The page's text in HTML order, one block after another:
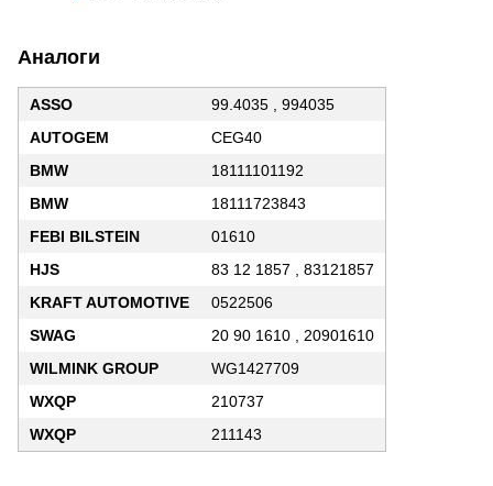
Аналоги
ASSO
99.4035 , 994035
AUTOGEM
CEG40
BMW
18111101192
BMW
18111723843
FEBI BILSTEIN
01610
HJS
83 12 1857 , 83121857
KRAFT AUTOMOTIVE
0522506
SWAG
20 90 1610 , 20901610
WILMINK GROUP
WG1427709
WXQP
210737
WXQP
211143